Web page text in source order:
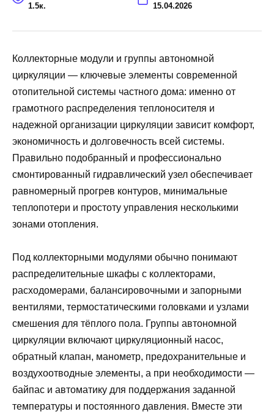
1.5к. 15.04.2026
Коллекторные модули и группы автономной
циркуляции — ключевые элементы современной
отопительной системы частного дома: именно от
грамотного распределения теплоносителя и
надежной организации циркуляции зависит комфорт,
экономичность и долговечность всей системы.
Правильно подобранный и профессионально
смонтированный гидравлический узел обеспечивает
равномерный прогрев контуров, минимальные
теплопотери и простоту управления несколькими
зонами отопления.
Под коллекторными модулями обычно понимают
распределительные шкафы с коллекторами,
расходомерами, балансировочными и запорными
вентилями, термостатическими головками и узлами
смешения для тёплого пола. Группы автономной
циркуляции включают циркуляционный насос,
обратный клапан, манометр, предохранительные и
воздухоотводные элементы, а при необходимости —
байпас и автоматику для поддержания заданной
температуры и постоянного давления. Вместе эти